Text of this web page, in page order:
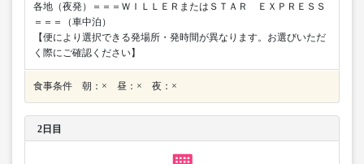
各地（夜発）＝＝＝ＷＩＬＬＥＲまたはＳＴＡＲ ＥＸＰＲＥＳＳ
＝＝＝（車中泊）
【便により選択できる発場所・発時間が異なります。お選びいただ
く際にご確認ください】
食事条件 朝：× 昼：× 夜：×
2日目